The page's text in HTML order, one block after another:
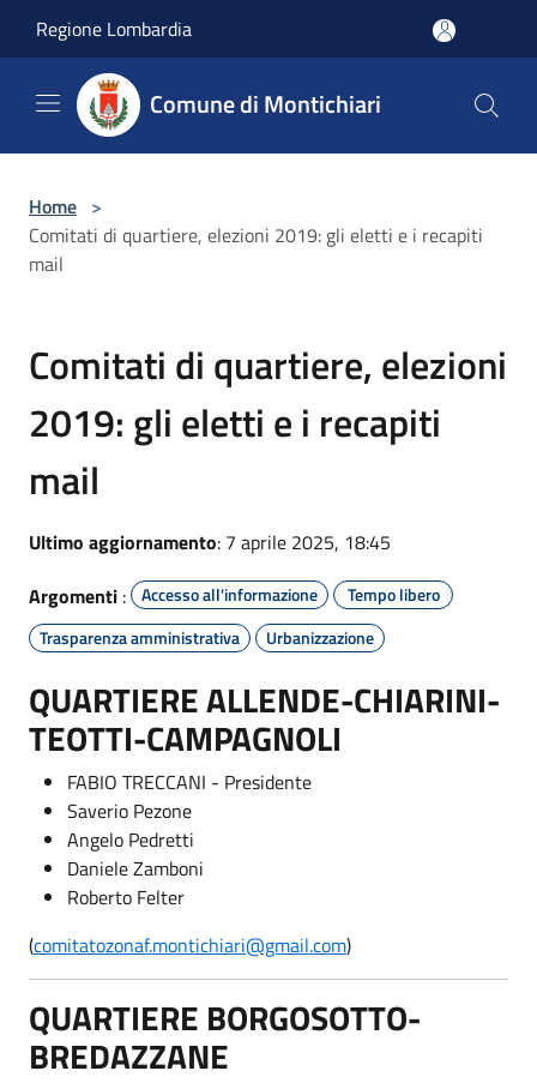
Regione Lombardia
Comune di Montichiari
Home >
Comitati di quartiere, elezioni 2019: gli eletti e i recapiti
mail
Comitati di quartiere, elezioni
2019: gli eletti e i recapiti
mail
Ultimo aggiornamento: 7 aprile 2025, 18:45
Argomenti : Accesso all'informazione
Tempo libero
Trasparenza amministrativa
Urbanizzazione
QUARTIERE ALLENDE-CHIARINI-
TEOTTI-CAMPAGNOLI
FABIO TRECCANI - Presidente
Saverio Pezone
Angelo Pedretti
Daniele Zamboni
Roberto Felter
(comitatozonaf.montichiari@gmail.com)
QUARTIERE BORGOSOTTO-
BREDAZZANE